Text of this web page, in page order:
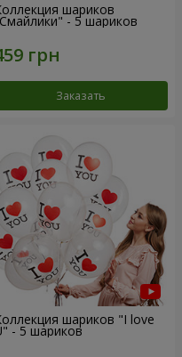
шариков
- 5 шариков
Заказать
шариков "I love
- 5 шариков